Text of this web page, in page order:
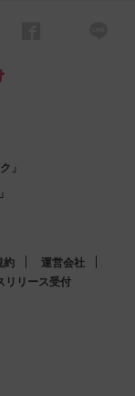
」
約
運営会社
リリース受付